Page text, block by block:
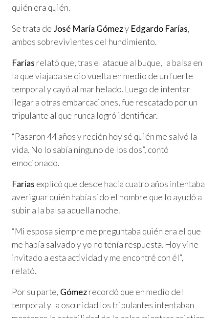
quién era quién.
Se trata de José María Gómezy Edgardo Farías,
ambos sobrevivientes del hundimiento.
Farías relató que, tras el ataque al buque, la balsa en
la que viajaba se dio vuelta en medio de un fuerte
temporal y cayó al mar helado. Luego de intentar
llegar a otras embarcaciones, fue rescatado por un
tripulante al que nunca logró identificar.
“Pasaron 44 años y recién hoy sé quién me salvó la
vida. No lo sabía ninguno de los dos”, contó
emocionado.
Farías explicó que desde hacía cuatro años intentaba
averiguar quién había sido el hombre que lo ayudó a
subir a la balsa aquella noche.
“Mi esposa siempre me preguntaba quién era el que
me había salvado y yo no tenía respuesta. Hoy vine
invitado a esta actividad y me encontré con él”,
relató.
Por su parte, Gómezrecordó que en medio del
temporal y la oscuridad los tripulantes intentaban